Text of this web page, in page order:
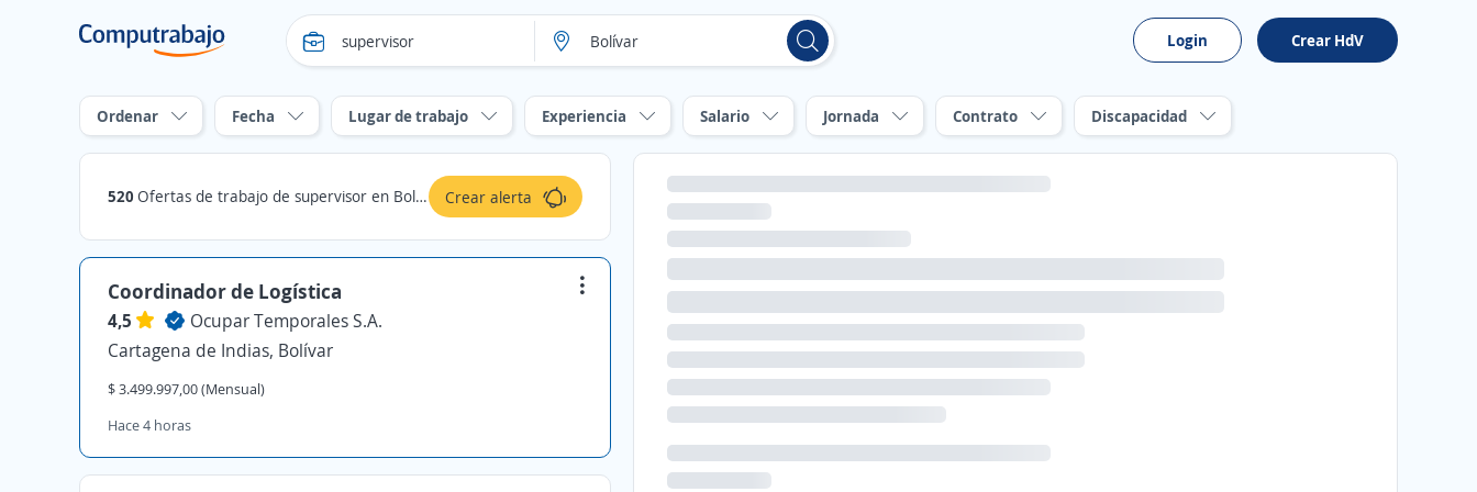
Login Crear HdV
Ordenar Fecha Lugar de trabajo Experiencia Salario Jornada Contrato Discapacidad
520 Ofertas de trabajo de supervisor en Bolívar Crear alerta
Coordinador de Logística
4,5
Ocupar Temporales S.A.
Cartagena de Indias, Bolívar
$ 3.499.997,00 (Mensual)
Hace 4 horas